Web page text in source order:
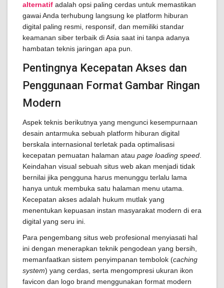
alternatif adalah opsi paling cerdas untuk memastikan
gawai Anda terhubung langsung ke platform hiburan
digital paling resmi, responsif, dan memiliki standar
keamanan siber terbaik di Asia saat ini tanpa adanya
hambatan teknis jaringan apa pun.
Pentingnya Kecepatan Akses dan
Penggunaan Format Gambar Ringan
Modern
Aspek teknis berikutnya yang mengunci kesempurnaan
desain antarmuka sebuah platform hiburan digital
berskala internasional terletak pada optimalisasi
kecepatan pemuatan halaman atau page loading speed
Keindahan visual sebuah situs web akan menjadi tidak
bernilai jika pengguna harus menunggu terlalu lama
hanya untuk membuka satu halaman menu utama.
Kecepatan akses adalah hukum mutlak yang
menentukan kepuasan instan masyarakat modern di era
digital yang seru ini.
Para pengembang situs web profesional menyiasati hal
ini dengan menerapkan teknik pengodean yang bersih,
memanfaatkan sistem penyimpanan tembolok (caching
system) yang cerdas, serta mengompresi ukuran ikon
favicon dan logo brand menggunakan format modern